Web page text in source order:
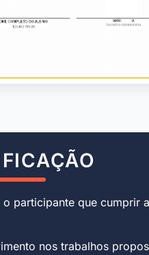
participante que cumprir
nos trabalhos